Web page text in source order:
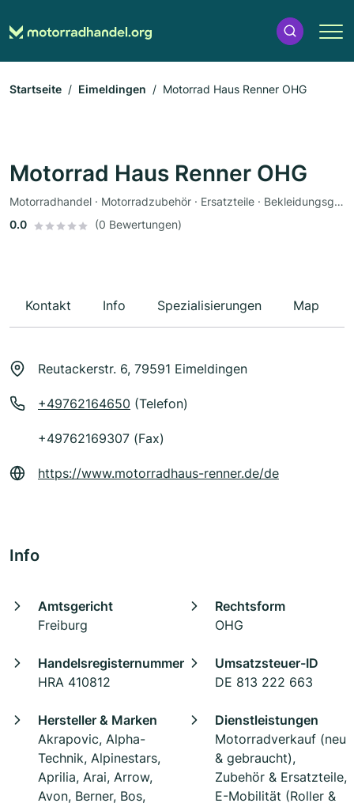
Startseite Eimeldingen Motorrad Haus Renner OHG
Motorrad Haus Renner OHG
Motorradhandel · Motorradzubehör · Ersatzteile · Bekleidungsgeschäft · Motorradservice · Fahrzeuglackierungen · Motorradwerkstatt · Werkstatt
0.0
(0 Bewertungen)
Kontakt Info Spezialisierungen Map
Reutackerstr. 6, 79591 Eimeldingen
+49762164650 (Telefon)
+49762169307 (Fax)
https://www.motorradhaus-renner.de/de
Info
Amtsgericht
Freiburg
Rechtsform
OHG
Handelsregisternummer
HRA 410812
Umsatzsteuer-ID
DE 813 222 663
Hersteller & Marken
Akrapovic, Alpha-
Technik, Alpinestars,
Aprilia, Arai, Arrow,
Avon, Berner, Bos,
Dienstleistungen
Motorradverkauf (neu
& gebraucht),
Zubehör & Ersatzteile,
E-Mobilität (Roller &